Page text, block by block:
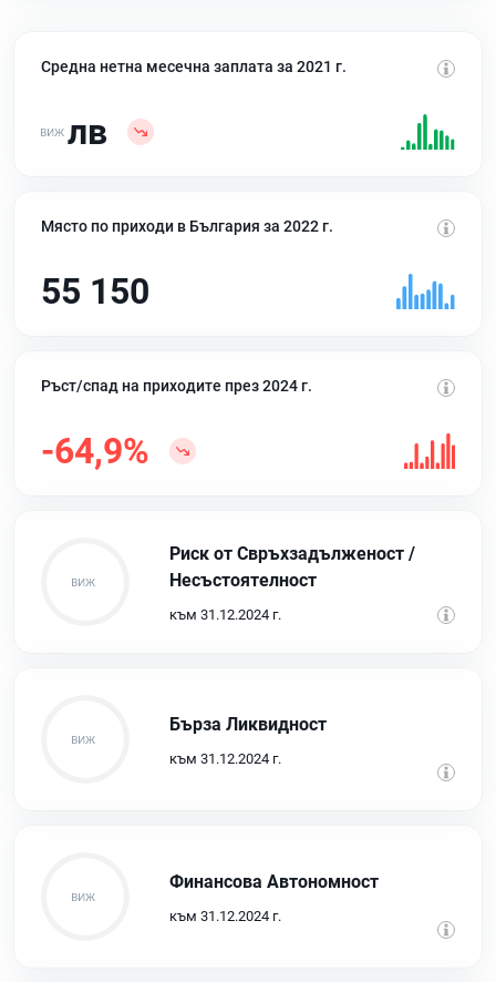
Средна нетна месечна заплата за 2021 г.
лв
Място по приходи в България за 2022 г.
55 150
Ръст/спад на приходите през 2024 г.
-64,9%
Риск от Свръхзадълженост /
Несъстоятелност
към 31.12.2024 г.
Бърза Ликвидност
към 31.12.2024 г.
Финансова Автономност
към 31.12.2024 г.